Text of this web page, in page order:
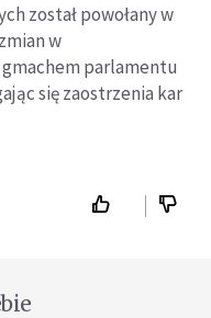
został powołany w
w
parlamentu
się zaostrzenia kar